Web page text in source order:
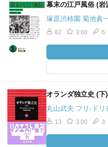
幕末の江戸風俗 (岩
塚原渋柿園 菊池眞
82 3.60 6
オランダ独立史 (
丸山武夫 フリ-ド
13 3.00 3